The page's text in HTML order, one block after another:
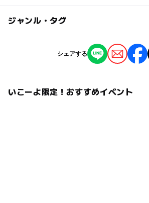
対象年齢
ジャンル・タグ
シェアする
いこーよ限定！おすすめイベント